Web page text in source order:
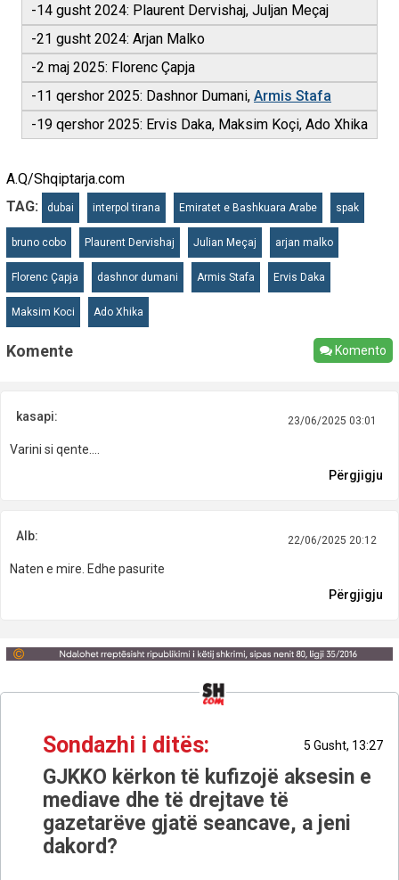
-14 gusht 2024: Plaurent Dervishaj, Juljan Meçaj
-21 gusht 2024: Arjan Malko
-2 maj 2025: Florenc Çapja
-11 qershor 2025: Dashnor Dumani, Armis Stafa
-19 qershor 2025: Ervis Daka, Maksim Koçi, Ado Xhika
A.Q/Shqiptarja.com
TAG:
dubai interpol tirana Emiratet e Bashkuara Arabe spak
bruno cobo Plaurent Dervishaj Julian Meçaj arjan malko
Florenc Çapja dashnor dumani Armis Stafa Ervis Daka
Maksim Koci Ado Xhika
Komente Komento
kasapi: 23/06/2025 03:01
Varini si qente....
Përgjigju
Alb: 22/06/2025 20:12
Naten e mire. Edhe pasurite
Përgjigju
Sondazhi i ditës: 5 Gusht, 13:27
GJKKO kërkon të kufizojë aksesin e
mediave dhe të drejtave të
gazetarëve gjatë seancave, a jeni
dakord?